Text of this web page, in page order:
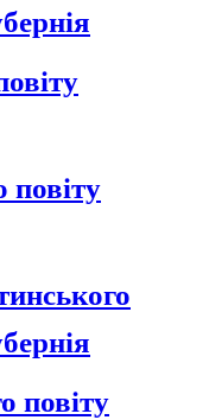
повіту
повіту